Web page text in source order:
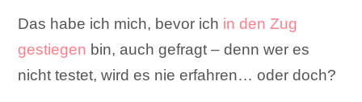
Das habe ich mich, bevor ich in den Zug
gestiegen bin, auch gefragt – denn wer es
nicht testet, wird es nie erfahren… oder doch?